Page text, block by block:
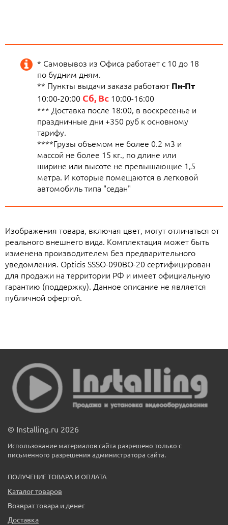
* Самовывоз из Офиса работает с 10 до 18
по будним дням.
** Пункты выдачи заказа работают Пн-Пт
10:00-20:00 Сб, Вс 10:00-16:00
*** Доставка после 18:00, в воскресенье и
праздничные дни +350 руб к основному
тарифу.
****Грузы объемом не более 0.2 м3 и
массой не более 15 кг., по длине или
ширине или высоте не превышающие 1,5
метра. И которые помещаются в легковой
автомобиль типа "седан"
Изображения товара, включая цвет, могут отличаться от
реального внешнего вида. Комплектация может быть
изменена производителем без предварительного
уведомления. Opticis SSSO-090BO-20 сертифицирован
для продажи на территории РФ и имеет официальную
гарантию (поддержку). Данное описание не является
публичной офертой.
© Installing.ru 2026
Использование материалов сайта разрешено только с
письменного разрешения администратора сайта.
ПОЛУЧЕНИЕ ТОВАРА И ОПЛАТА
Каталог товаров
Возврат товара и денег
Доставка